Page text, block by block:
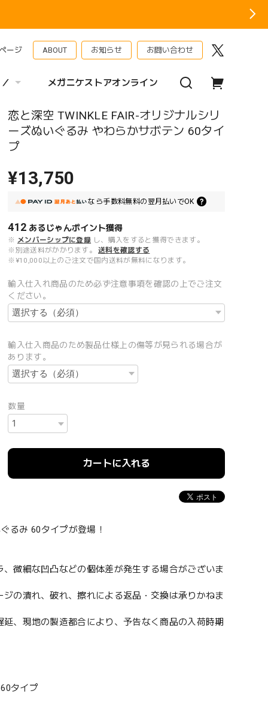
ージ ABOUT お知らせ お問い合わせ
メガニケストアオンライン
恋と深空 TWINKLE FAIR-オリジナルシリ
ーズぬいぐるみ やわらかサボテン 60タイ
プ
¥13,750
なら手数料無料の 翌月払いでOK
412 あるじゃんポイント獲得
※ メンバーシップに登録 し、購入をすると獲得できます。
※別途送料がかかります。
送料を確認する
※¥10,000以上のご注文で国内送料が無料になります。
輸入仕入れ商品のため必ず注意事項を確認の上でご注文
ください。
輸入仕入商品のため製品仕様上の傷等が見られる場合が
あります。
数量
カートに入れる
るみ 60タイプが登場！
微細な凹凸などの個体差が発生する場合がございま
の潰れ、破れ、擦れによる返品・交換は承りかねま
、現地の製造都合により、予告なく商品の入荷時期
タイプ